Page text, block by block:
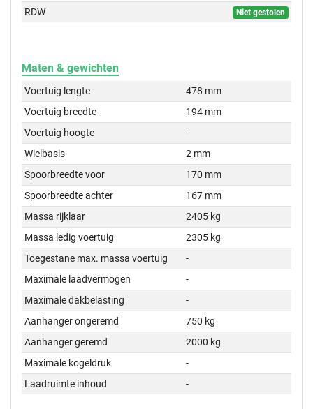
RDW Niet gestolen
Maten & gewichten
Voertuig lengte
478 mm
Voertuig breedte
194 mm
Voertuig hoogte
-
Wielbasis
2 mm
Spoorbreedte voor
170 mm
Spoorbreedte achter
167 mm
Massa rijklaar
2405 kg
Massa ledig voertuig
2305 kg
Toegestane max. massa voertuig
-
Maximale laadvermogen
-
Maximale dakbelasting
-
Aanhanger ongeremd
750 kg
Aanhanger geremd
2000 kg
Maximale kogeldruk
-
Laadruimte inhoud
-